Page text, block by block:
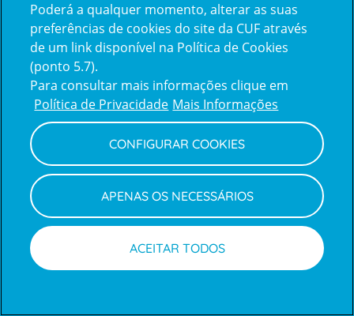
Mário Vale
Especialidade
Ortopedia
Unidades de saúde
Hospital CUF Descobertas - Lisboa
Áreas de Diferenciação
Cirurgia do Joelho, Patologia Desportiva do
Traumatologia e
Idiomas
Espanhol, Inglês
Poderá a qualquer momento, alterar as suas
preferências de cookies do site da CUF através
de um link disponível na Política de Cookies
(ponto 5.7).
Para consultar mais informações clique em
Política de Privacidade Mais Informações
CONFIGURAR COOKIES
APENAS OS NECESSÁRIOS
ACEITAR TODOS